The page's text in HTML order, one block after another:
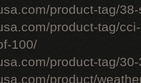
product-tag/
product-tag/
100/
product-tag/
product/